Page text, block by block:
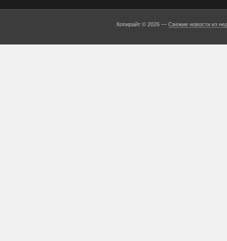
Копирайт © 2026 —Свежие новости из